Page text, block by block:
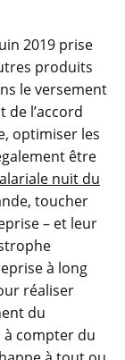
2019 prise
produits
le versement
l’accord
optimiser les
être
nuit du
toucher
– et leur
à long
réaliser
du
à compter du